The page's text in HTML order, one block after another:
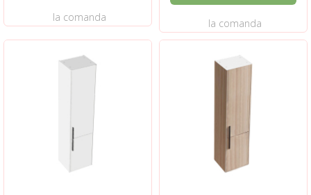
la comanda la comanda